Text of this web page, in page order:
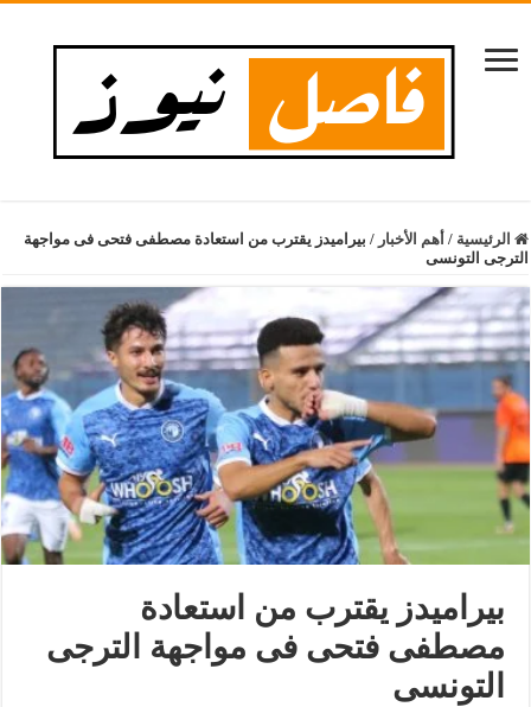
الرئيسية / أهم الأخبار / بيراميدز يقترب من استعادة مصطفى فتحى فى مواجهة
الترجى التونسى
بيراميدز يقترب من استعادة
مصطفى فتحى فى مواجهة الترجى
التونسى